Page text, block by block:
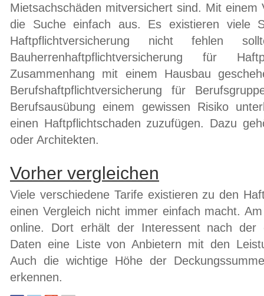
Mietsachschäden mitversichert sind. Mit einem
die Suche einfach aus. Es existieren viele
Haftpflichtversicherung nicht fehlen
Bauherrenhaftpflichtversicherung für
Zusammenhang mit einem Hausbau
Berufshaftpflichtversicherung für
Berufsausübung einem gewissen Risiko
einen Haftpflichtschaden zuzufügen. Dazu
oder Architekten.
Vorher vergleichen
Viele verschiedene Tarife existieren zu den
einen Vergleich nicht immer einfach macht.
online. Dort erhält der Interessent nach der
Daten eine Liste von Anbietern mit den
Auch die wichtige Höhe der
erkennen.